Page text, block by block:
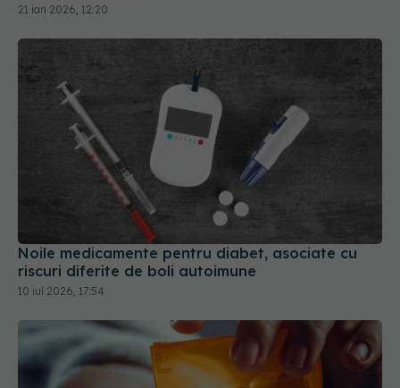
21 ian 2026, 12:20
Noile medicamente pentru diabet, asociate cu
riscuri diferite de boli autoimune
10 iul 2026, 17:54